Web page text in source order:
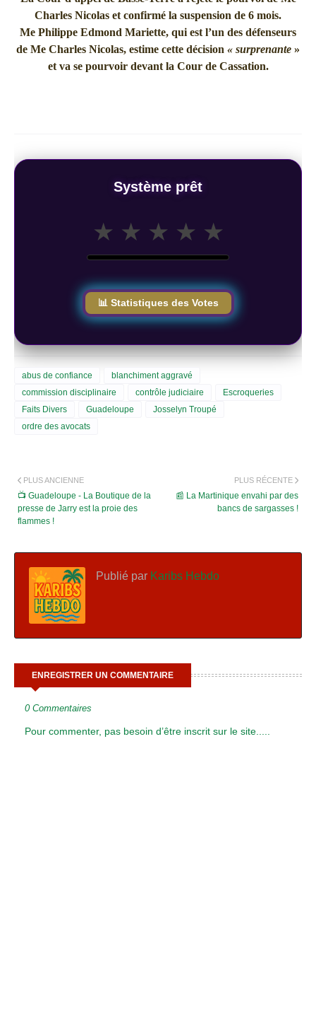
Charles Nicolas et confirmé la suspension de 6 mois.
Me Philippe Edmond Mariette, qui est l’un des défenseurs
de Me Charles Nicolas, estime cette décision « surprenante »
et va se pourvoir devant la Cour de Cassation.
Système prêt
★ ★ ★ ★ ★
📊 Statistiques des Votes
abus de confiance
blanchiment aggravé
commission disciplinaire
contrôle judiciaire
Escroqueries
Faits Divers
Guadeloupe
Josselyn Troupé
ordre des avocats
PLUS RÉCENTE
📰 La Martinique envahi par des
bancs de sargasses !
PLUS ANCIENNE
📺 Guadeloupe - La Boutique de la
presse de Jarry est la proie des
flammes !
Publié par Karibs Hebdo
ENREGISTRER UN COMMENTAIRE
0 Commentaires
Pour commenter, pas besoin d’être inscrit sur le site.....